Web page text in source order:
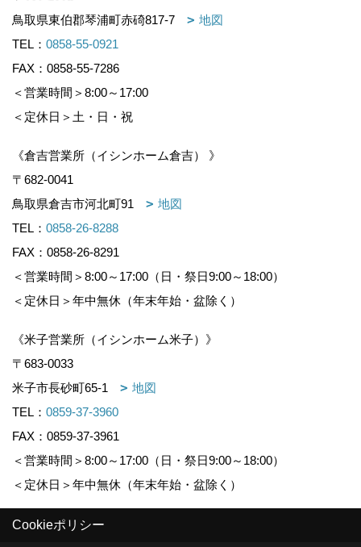
鳥取県東伯郡琴浦町赤碕817-7
地図
TEL： 0858-55-0921
FAX：0858-55-7286
＜営業時間＞8:00～17:00
＜定休日＞土・日・祝
《倉吉営業所（イシンホーム倉吉） 》
〒682-0041
鳥取県倉吉市河北町91
地図
TEL： 0858-26-8288
FAX：0858-26-8291
＜営業時間＞8:00～17:00（日・祭日9:00～18:00）
＜定休日＞年中無休（年末年始・盆除く）
《米子営業所（イシンホーム米子）》
〒683-0033
米子市長砂町65-1
地図
TEL： 0859-37-3960
FAX：0859-37-3961
＜営業時間＞8:00～17:00（日・祭日9:00～18:00）
＜定休日＞年中無休（年末年始・盆除く）
Cookieポリシー